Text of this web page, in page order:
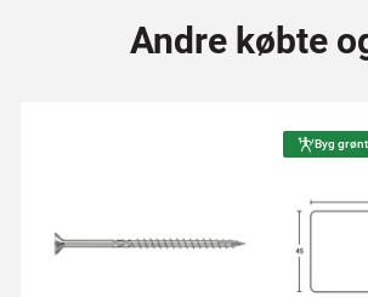
Andre købte
Byg grønt